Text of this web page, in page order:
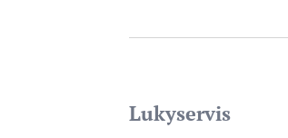
Lukyservis